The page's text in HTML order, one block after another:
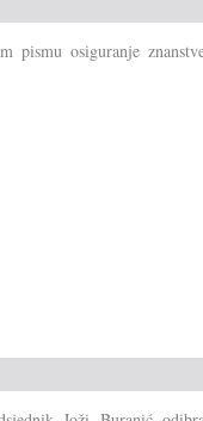
pismu osiguranje